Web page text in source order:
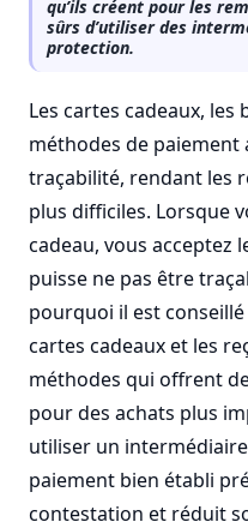
qu’ils créent pour les
sûrs d’utiliser des
protection.
Les cartes cadeaux, les
méthodes de paiement
traçabilité, rendant les
plus difficiles. Lorsque
cadeau, vous acceptez
puisse ne pas être
pourquoi il est
cartes cadeaux et les
méthodes qui offrent
pour des achats plus
utiliser un
paiement bien établi
contestation et réduit